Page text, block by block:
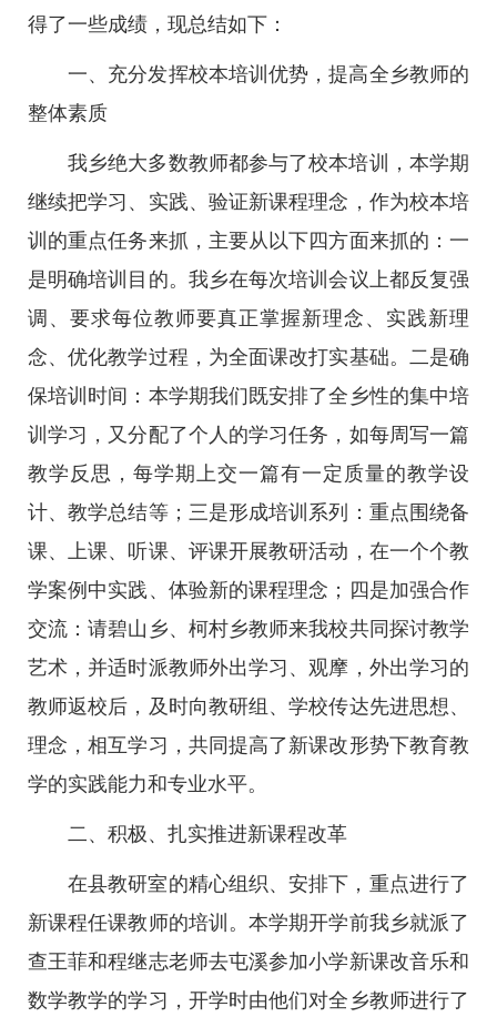
得了一些成绩，现总结如下：
一、充分发挥校本培训优势，提高全乡教师的
整体素质
我乡绝大多数教师都参与了校本培训，本学期
继续把学习、实践、验证新课程理念，作为校本培
训的重点任务来抓，主要从以下四方面来抓的：一
是明确培训目的。我乡在每次培训会议上都反复强
调、要求每位教师要真正掌握新理念、实践新理
念、优化教学过程，为全面课改打实基础。二是确
保培训时间：本学期我们既安排了全乡性的集中培
训学习，又分配了个人的学习任务，如每周写一篇
教学反思，每学期上交一篇有一定质量的教学设
计、教学总结等；三是形成培训系列：重点围绕备
课、上课、听课、评课开展教研活动，在一个个教
学案例中实践、体验新的课程理念；四是加强合作
交流：请碧山乡、柯村乡教师来我校共同探讨教学
艺术，并适时派教师外出学习、观摩，外出学习的
教师返校后，及时向教研组、学校传达先进思想、
理念，相互学习，共同提高了新课改形势下教育教
学的实践能力和专业水平。
二、积极、扎实推进新课程改革
在县教研室的精心组织、安排下，重点进行了
新课程任课教师的培训。本学期开学前我乡就派了
查王菲和程继志老师去屯溪参加小学新课改音乐和
数学教学的学习，开学时由他们对全乡教师进行了